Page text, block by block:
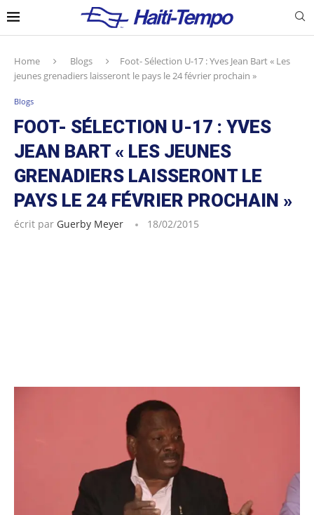
Home Blogs
Foot- Sélection U-17 : Yves Jean Bart « Les
jeunes grenadiers laisseront le pays le 24 février prochain »
Blogs
FOOT- SÉLECTION U-17 : YVES
JEAN BART « LES JEUNES
GRENADIERS LAISSERONT LE
PAYS LE 24 FÉVRIER PROCHAIN »
écrit par Guerby Meyer 18/02/2015